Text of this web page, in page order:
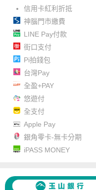
信用卡紅利折抵
神腦門市繳費
LINE Pay付款
街口支付
Pi拍錢包
台灣Pay
全盈+PAY
悠遊付
全支付
Apple Pay
銀角零卡-無卡分期
iPASS MONEY